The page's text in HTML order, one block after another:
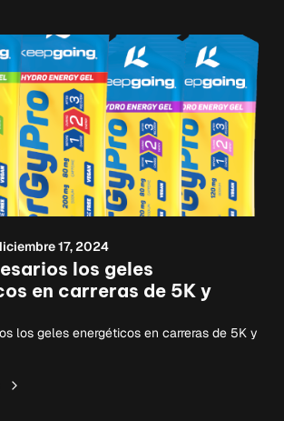
17, 2024
los geles
en carreras de 5K y
los geles energéticos en carreras de 5K y